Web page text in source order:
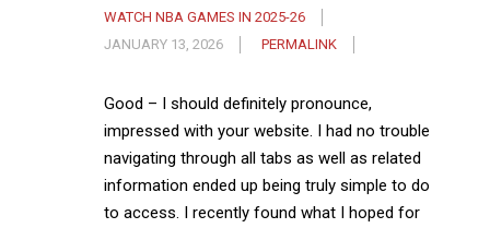
WATCH NBA GAMES IN 2025-26
JANUARY 13, 2026
PERMALINK
Good – I should definitely pronounce,
impressed with your website. I had no trouble
navigating through all tabs as well as related
information ended up being truly simple to do
to access. I recently found what I hoped for